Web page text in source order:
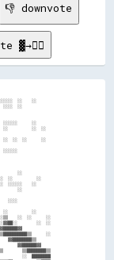
👎 downvote
▓→✊🏽
░░
░░░░░░  ░░    ░░
░░░░  ░░
░░  ░░      ░░
░░░░░░      ░░
░░          ░░  ░░
░░░░▒▒
░░  ░░  ░░      ░░
░░▒▒
░░░░░░
▒▒▒▒  ░░▓▓▓▓▒▒
░░
░░  ░░          ░░
░░  ░░░░░░    ░░
░░
░░░░
░░░░░░░░░░▒▒
░░          ░░
░░  ░░      ░░
░░  ░░
░░▓▓██████▓▓
░░
▓▓████████▒▒
▓▓██████▓▓
▒▒████████▒▒
░░  ████████